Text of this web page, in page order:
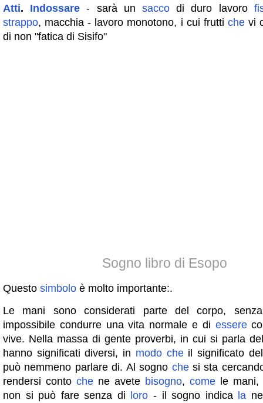
Atti. Indossare - sarà unsacco di duro lavoro
strappo, macchia - lavoro monotono, i cui frutti chevi
di non "fatica di Sisifo"
Sogno libro di Esopo
Questo simbolo è molto importante:.
Le mani sono considerati parte del corpo,
impossibile condurre una vita normale e di essere
vive. Nella massa di gente proverbi, in cui si parla
hanno significati diversi, in modo cheil significato
può nemmeno parlare di. Al sogno chesi sta
rendersi conto che ne avete bisogno, come le
non si può fare senza di
loro - il sogno indica la